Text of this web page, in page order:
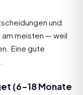
und
am meisten — weil
Eine gute
(6–18 Monate